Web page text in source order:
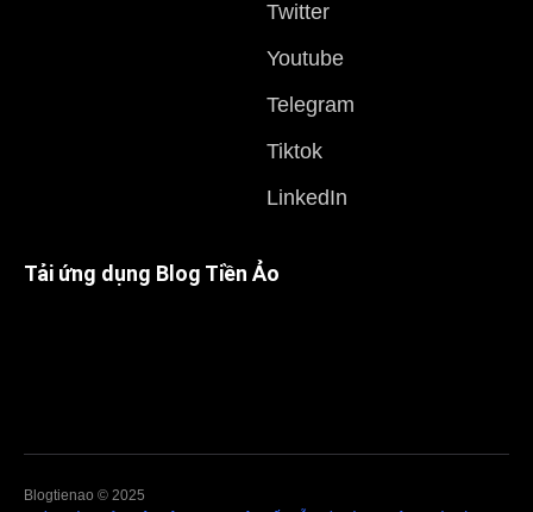
Twitter
Youtube
Telegram
Tiktok
LinkedIn
Tải ứng dụng Blog Tiền Ảo
Blogtienao © 2025